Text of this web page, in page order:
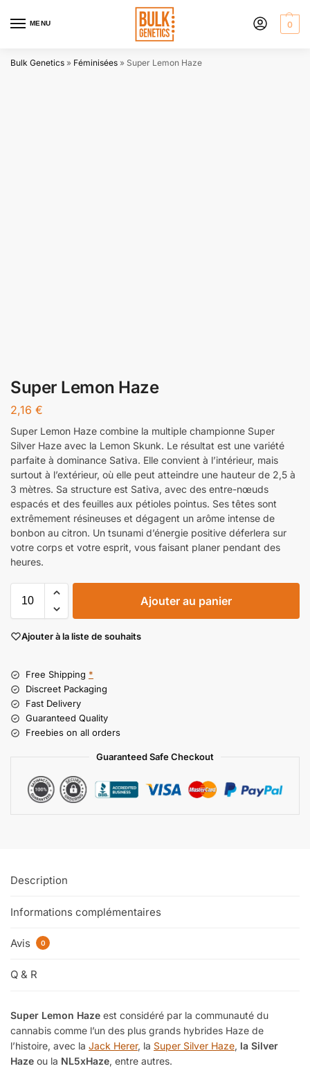
MENU 0
Bulk Genetics » Féminisées » Super Lemon Haze
Super Lemon Haze
2,16 €
Super Lemon Haze combine la multiple championne Super
Silver Haze avec la Lemon Skunk. Le résultat est une variété
parfaite à dominance Sativa. Elle convient à l’intérieur, mais
surtout à l’extérieur, où elle peut atteindre une hauteur de 2,5 à
3 mètres. Sa structure est Sativa, avec des entre-nœuds
espacés et des feuilles aux pétioles pointus. Ses têtes sont
extrêmement résineuses et dégagent un arôme intense de
bonbon au citron. Un tsunami d’énergie positive déferlera sur
votre corps et votre esprit, vous faisant planer pendant des
heures.
Ajouter au panier
Ajouter à la liste de souhaits
Free Shipping *
Discreet Packaging
Fast Delivery
Guaranteed Quality
Freebies on all orders
Guaranteed Safe Checkout
Description
Informations complémentaires
Avis 0
Q & R
Super Lemon Haze est considéré par la communauté du
cannabis comme l’un des plus grands hybrides Haze de
l’histoire, avec la Jack Herer, la Super Silver Haze, la Silver
Haze ou la NL5xHaze, entre autres.